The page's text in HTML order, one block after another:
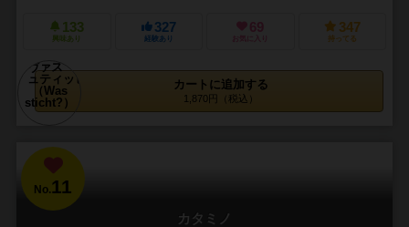
133
興味あり
327
経験あり
69
お気に入り
347
持ってる
カートに追加する
1,870円（税込）
No.11
カタミノ